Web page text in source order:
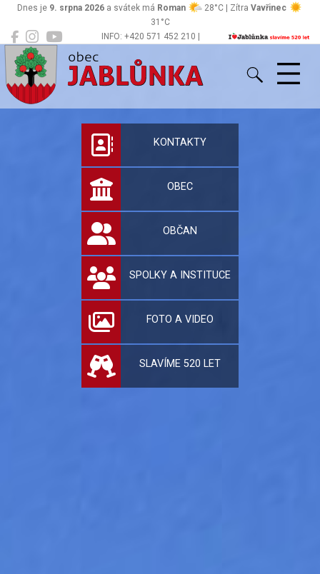
INFO: +420 571 452 210 |
Dnes je 9. srpna 2026 a svátek má Roman 28°C | Zítra Vavřinec
31°C
Jablůnka
Oficiální stránky
KONTAKTY
OBEC
OBČAN
SPOLKY A INSTITUCE
FOTO A VIDEO
SLAVÍME 520 LET